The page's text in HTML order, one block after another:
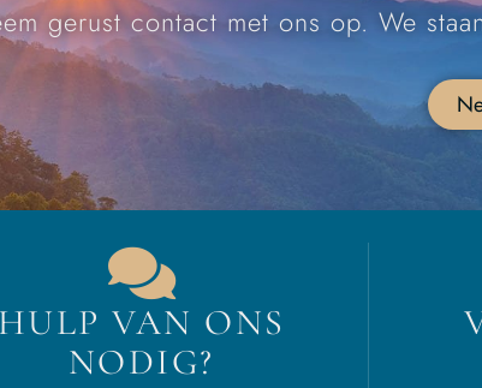
gerust contact met ons op. We
HULP VAN ONS
NODIG?